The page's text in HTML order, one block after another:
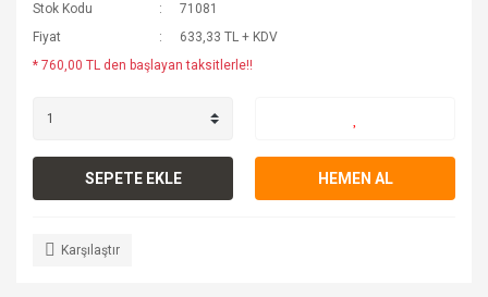
Stok Kodu
71081
Fiyat
633,33 TL + KDV
* 760,00 TL den başlayan taksitlerle!!
SEPETE EKLE HEMEN AL
Karşılaştır